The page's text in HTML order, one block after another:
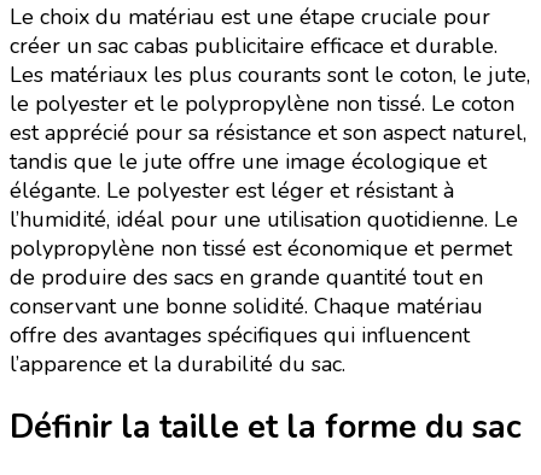
Le choix du matériau est une étape cruciale pour
créer un sac cabas publicitaire efficace et durable.
Les matériaux les plus courants sont le coton, le jute,
le polyester et le polypropylène non tissé. Le coton
est apprécié pour sa résistance et son aspect naturel,
tandis que le jute offre une image écologique et
élégante. Le polyester est léger et résistant à
l’humidité, idéal pour une utilisation quotidienne. Le
polypropylène non tissé est économique et permet
de produire des sacs en grande quantité tout en
conservant une bonne solidité. Chaque matériau
offre des avantages spécifiques qui influencent
l’apparence et la durabilité du sac.
Définir la taille et la forme du sac